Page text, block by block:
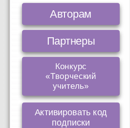
Авторам
Партнеры
Конкурс
«Творческий
учитель»
Активировать код
подписки